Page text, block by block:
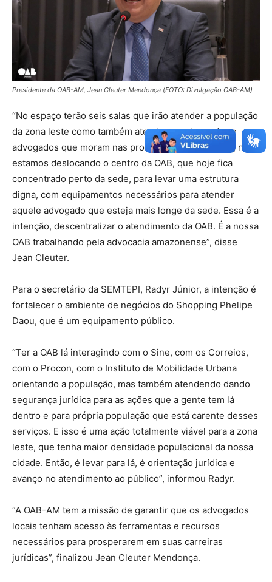
Presidente da OAB-AM, Jean Cleuter Mendonça (FOTO: Divulgação OAB-AM)
“No espaço terão seis salas que irão atender a população
da zona leste como também atender as advogadas e
advogados que moram nas proximidades. Com isso, nós
estamos deslocando o centro da OAB, que hoje fica
concentrado perto da sede, para levar uma estrutura
digna, com equipamentos necessários para atender
aquele advogado que esteja mais longe da sede. Essa é a
intenção, descentralizar o atendimento da OAB. É a nossa
OAB trabalhando pela advocacia amazonense”, disse
Jean Cleuter.
Para o secretário da SEMTEPI, Radyr Júnior, a intenção é
fortalecer o ambiente de negócios do Shopping Phelipe
Daou, que é um equipamento público.
“Ter a OAB lá interagindo com o Sine, com os Correios,
com o Procon, com o Instituto de Mobilidade Urbana
orientando a população, mas também atendendo dando
segurança jurídica para as ações que a gente tem lá
dentro e para própria população que está carente desses
serviços. E isso é uma ação totalmente viável para a zona
leste, que tenha maior densidade populacional da nossa
cidade. Então, é levar para lá, é orientação jurídica e
avanço no atendimento ao público”, informou Radyr.
“A OAB-AM tem a missão de garantir que os advogados
locais tenham acesso às ferramentas e recursos
necessários para prosperarem em suas carreiras
jurídicas”, finalizou Jean Cleuter Mendonça.